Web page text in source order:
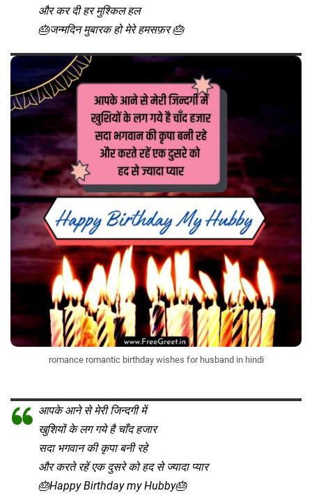
और कर दी हर मुश्किल हल
🎂जन्मदिन मुबारक हो मेरे हमसफ़र 🎂
romance romantic birthday wishes for husband in hindi
आपके आने से मेरी जिन्दगी में
खुशियों के लग गये है चाँद हजार
सदा भगवान की कृपा बनी रहे
और करते रहें एक दुसरे को हद से ज्यादा प्यार
🎂Happy Birthday my Hubby🎂